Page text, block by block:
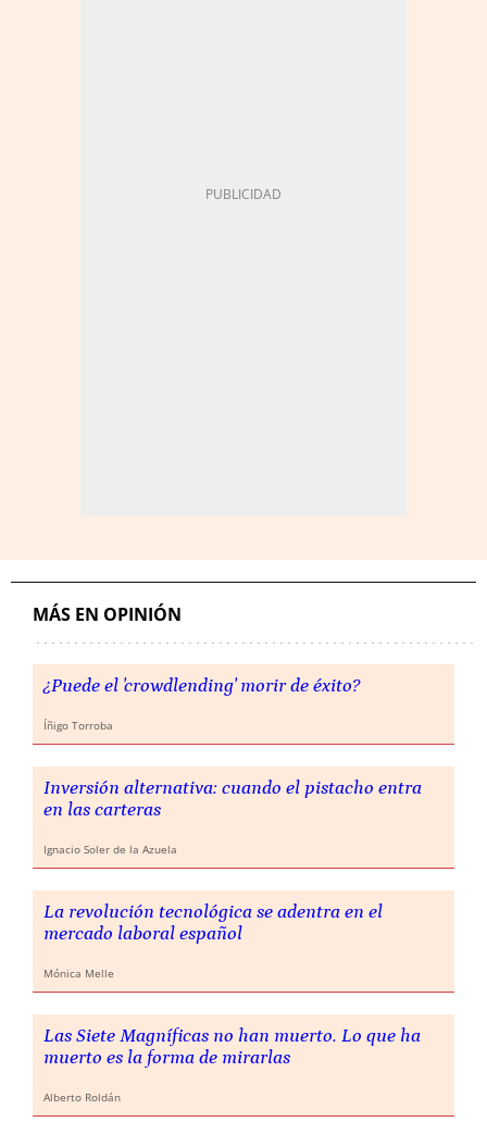
MÁS EN OPINIÓN
¿Puede el 'crowdlending' morir de éxito?
Íñigo Torroba
Inversión alternativa: cuando el pistacho entra
en las carteras
Ignacio Soler de la Azuela
La revolución tecnológica se adentra en el
mercado laboral español
Mónica Melle
Las Siete Magníficas no han muerto. Lo que ha
muerto es la forma de mirarlas
Alberto Roldán